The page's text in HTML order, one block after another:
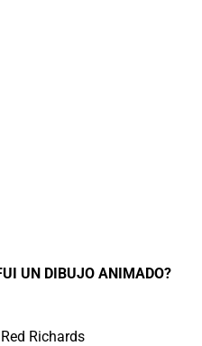
UN DIBUJO ANIMADO?
Richards